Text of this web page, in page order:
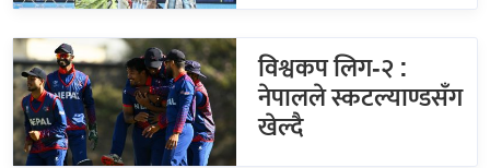
विश्वकप लिग-२ :
नेपालले स्कटल्याण्डसँग
खेल्दै